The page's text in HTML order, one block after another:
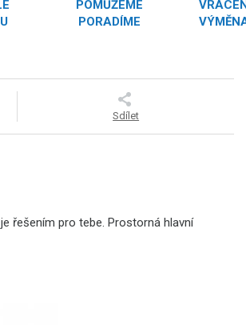
POMŮŽEME
PORADÍME
Sdílet
řešením pro tebe. Prostorná hlavní